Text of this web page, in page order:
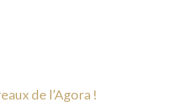
de l’Agora !